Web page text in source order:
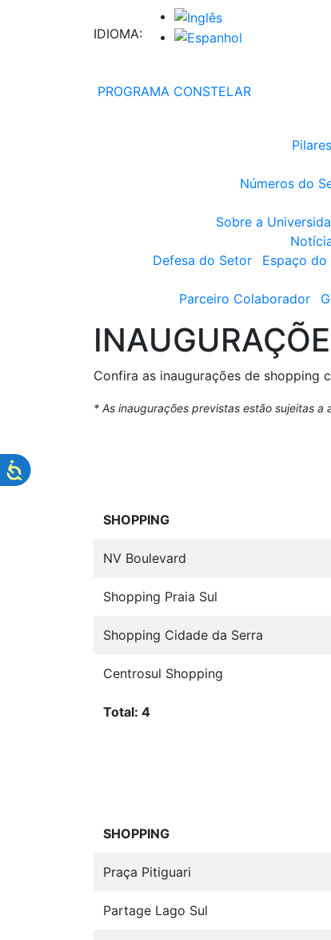
IDIOMA:
PROGRAMA CONSTELAR
Pilares
Números do
Sobre a
Defesa do Setor
Espaço
Parceiro Colaborador
Confira as inaugurações de shopping
* As inaugurações previstas estão sujeitas a
SHOPPING
NV Boulevard
Shopping Praia Sul
Shopping Cidade da Serra
Centrosul Shopping
Total: 4
SHOPPING
Praça Pitiguari
Partage Lago Sul